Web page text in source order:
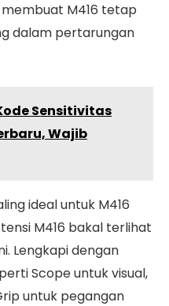
M416 tetap
dalam pertarungan
Sensitivitas
Wajib
ideal untuk M416
M416 bakal terlihat
Lengkapi dengan
Scope untuk visual,
untuk pegangan